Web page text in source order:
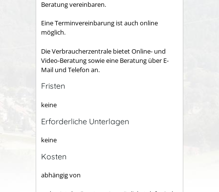
Beratung vereinbaren.
Eine Terminvereinbarung ist auch online
möglich.
Die Verbraucherzentrale bietet Online- und
Video-Beratung sowie eine Beratung über E-
Mail und Telefon an.
Fristen
keine
Erforderliche Unterlagen
keine
Kosten
abhängig von